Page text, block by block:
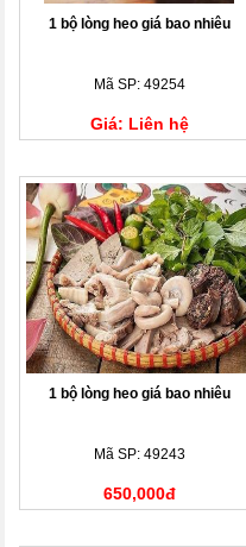
1 bộ lòng heo giá bao nhiêu
Mã SP: 49254
Giá: Liên hệ
1 bộ lòng heo giá bao nhiêu
Mã SP: 49243
650,000đ